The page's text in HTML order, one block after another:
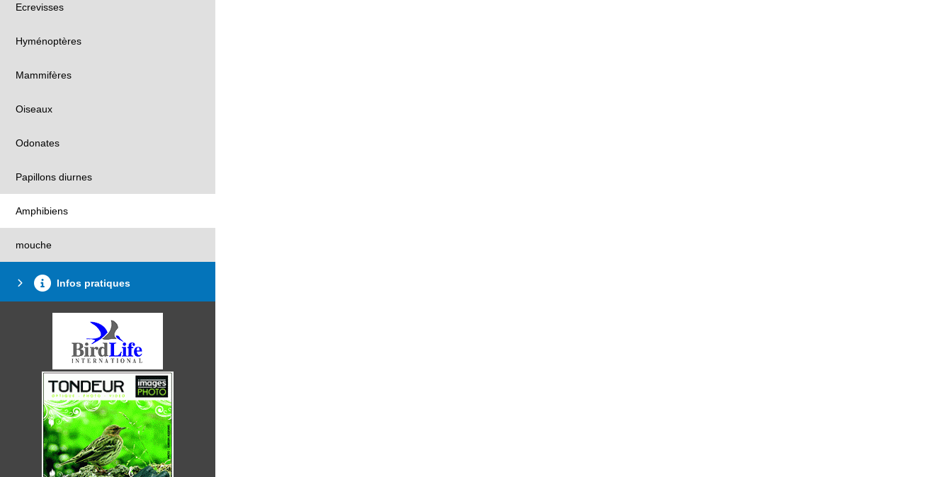
Ecrevisses
Hyménoptères
Mammifères
Oiseaux
Odonates
Papillons diurnes
Amphibiens
mouche
Infos pratiques